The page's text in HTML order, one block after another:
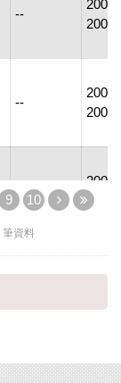
--
--
--
--
--
9 10
筆資料